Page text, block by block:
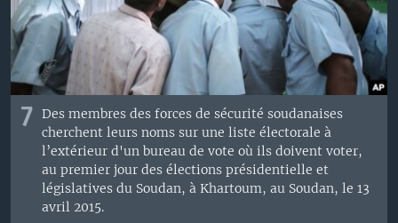
7 Des membres des forces de sécurité soudanaises
cherchent leurs noms sur une liste électorale à
l’extérieur d'un bureau de vote où ils doivent voter,
au premier jour des élections présidentielle et
législatives du Soudan, à Khartoum, au Soudan, le 13
avril 2015.